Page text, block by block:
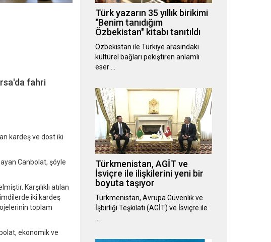
fahri
kardeş ve dost iki
Canbolat, şöyle
Karşılıklı atılan
iki kardeş
toplam
ekonomik ve
Türk yazarın 35 yıllık birikimi
"Benim tanıdığım
Özbekistan" kitabı tanıtıldı
Özbekistan ile Türkiye arasındaki
kültürel bağları pekiştiren anlamlı
eser …
Türkmenistan, AGİT ve
İsviçre ile ilişkilerini yeni bir
boyuta taşıyor
Türkmenistan, Avrupa Güvenlik ve
İşbirliği Teşkilatı (AGİT) ve İsviçre ile